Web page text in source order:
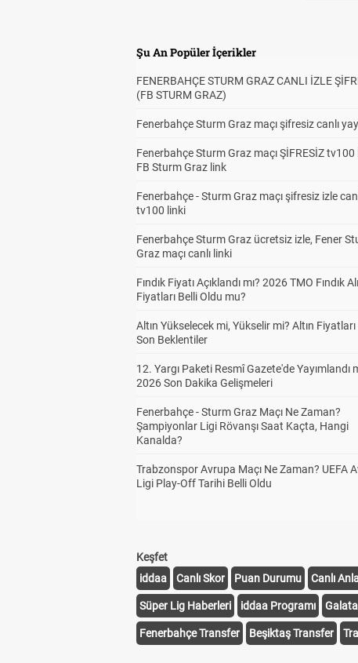
Şu An Popüler İçerikler
FENERBAHÇE STURM GRAZ CANLI İZLE
(FB STURM GRAZ)
Fenerbahçe Sturm Graz maçı şifresiz canlı
Fenerbahçe Sturm Graz maçı ŞİFRESİZ tv100
FB Sturm Graz link
Fenerbahçe - Sturm Graz maçı şifresiz izle
tv100 linki
Fenerbahçe Sturm Graz ücretsiz izle, Fener
Graz maçı canlı linki
Fındık Fiyatı Açıklandı mı? 2026 TMO Fındık
Fiyatları Belli Oldu mu?
Altın Yükselecek mi, Yükselir mi? Altın
Son Beklentiler
12. Yargı Paketi Resmî Gazete'de Yayımlandı
2026 Son Dakika Gelişmeleri
Fenerbahçe - Sturm Graz Maçı Ne Zaman?
Şampiyonlar Ligi Rövanşı Saat Kaçta, Hangi
Kanalda?
Trabzonspor Avrupa Maçı Ne Zaman? UEFA
Ligi Play-Off Tarihi Belli Oldu
Keşfet
iddaa
Canlı Skor Puan Durumu Canlı
Süper Lig Haberleri iddaa Programı
Fenerbahçe Transfer Beşiktaş Transfer